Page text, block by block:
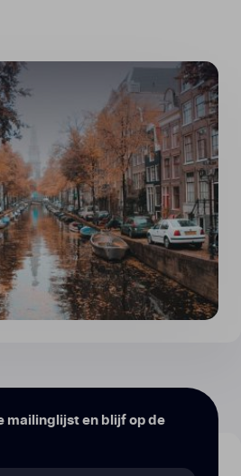
mailinglijst en blijf op de